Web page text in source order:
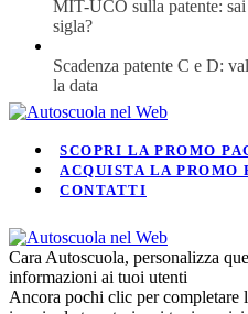
MIT-UCO sulla patente:
sigla?
Scadenza patente C e D:
la data
SCOPRI LA PROMO
ACQUISTA LA PROMO
CONTATTI
Cara Autoscuola, personalizza
informazioni ai tuoi utenti
Ancora pochi clic per completare